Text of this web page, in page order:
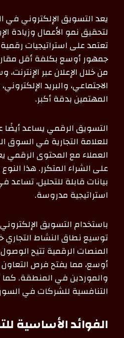
يعد التسويق الإلكتروني في
لتحقيق نمو الأعمال وزيادة
تعتمد على استراتيجيات
جمهور أوسع بكلفة أقل
من خلال الإعلان عبر الإنترنت،
الاجتماعي، والبريد
المهتمين بدقة أكبر.
التسويق الرقمي يساعد
للعلامة التجارية في
العملاء مع المحتوى الرقمي
على الشراء المتكرر. هذا
بيانات قابلة للتحليل، تساعد
استراتيجية مدروسة.
باستخدام التسويق
توسيع نطاق النشاط التجاري
المنصات الرقمية تتيح
أوسع، مما يفتح فرص
والموردين في المنطقة. كما
التنافسية للشركات في
الفوائد الأساسية